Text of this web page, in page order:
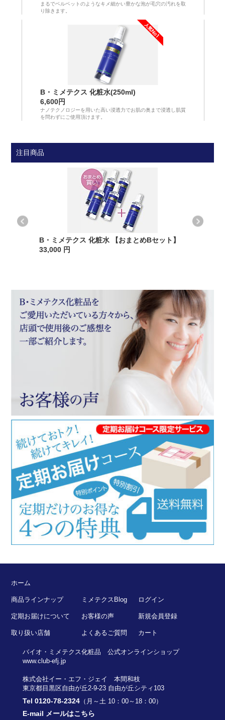
まるでベルベットのようなキメ細かい豊かな泡が毛穴の汚れを取
り除きます。
B・ミメテクス 化粧水(250ml)
6,600円
ナノテクノロジーを用いた高い浸透力でお肌の奥まで浸透し肌質
を問わずにご使用頂けます。
注目商品
B・ミメテクス 化粧水 【おまとめBセット】
33,000 円
ホーム
商品ラインナップ
定期お届けについて
取り扱い店舗
ミメテクスBlog
お客様の声
よくあるご質問
ログイン
新規会員登録
カート
バイオ・ミメテクス化粧品 公式オンラインショップ
www.club-efj.jp
株式会社イー・エフ・ジェイ 本間和枝
東京都目黒区自由が丘2-9-23 自由が丘シティ103
Tel 0120-78-2324（月～土 10：00～18：00）
E-mail メールはこちら